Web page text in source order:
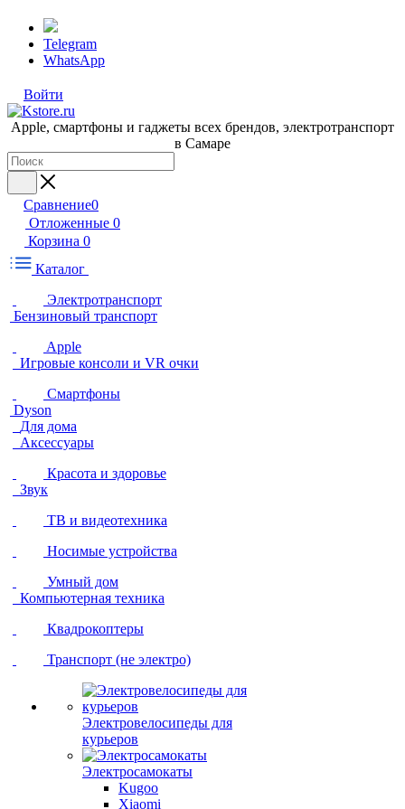
Telegram
WhatsApp
Войти
Apple, cмартфоны и гаджеты всех брендов, электротранспорт
в Самаре
Сравнение0
Отложенные 0
Корзина 0
Каталог
Электротранспорт
Бензиновый транспорт
Apple
Игровые консоли и VR очки
Смартфоны
Dyson
Для дома
Аксессуары
Красота и здоровье
Звук
ТВ и видеотехника
Носимые устройства
Умный дом
Компьютерная техника
Квадрокоптеры
Транспорт (не электро)
Электровелосипеды для
курьеров
Электросамокаты
Kugoo
Xiaomi